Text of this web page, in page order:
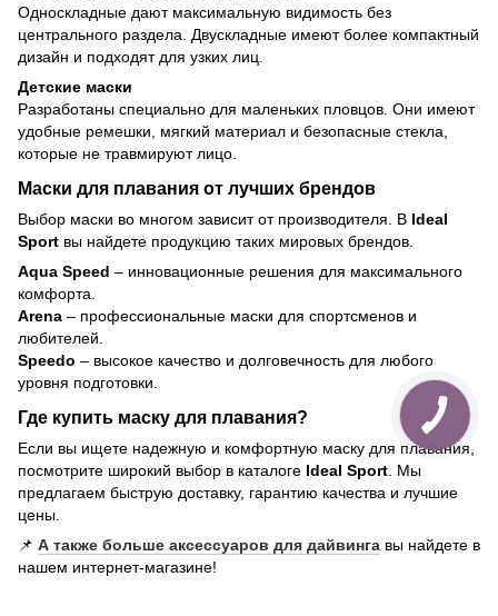
Односкладные дают максимальную видимость без
центрального раздела. Двускладные имеют более компактный
дизайн и подходят для узких лиц.
Детские маски
Разработаны специально для маленьких пловцов. Они имеют
удобные ремешки, мягкий материал и безопасные стекла,
которые не травмируют лицо.
Маски для плавания от лучших брендов
Выбор маски во многом зависит от производителя. В Ideal
Sport вы найдете продукцию таких мировых брендов.
Aqua Speed – инновационные решения для максимального
комфорта.
Arena – профессиональные маски для спортсменов и
любителей.
Speedo – высокое качество и долговечность для любого
уровня подготовки.
Где купить маску для плавания?
Если вы ищете надежную и комфортную маску для плавания,
посмотрите широкий выбор в каталоге Ideal Sport . Мы
предлагаем быструю доставку, гарантию качества и лучшие
цены.
📌 А также больше аксессуаров для дайвинга вы найдете в
нашем интернет-магазине!